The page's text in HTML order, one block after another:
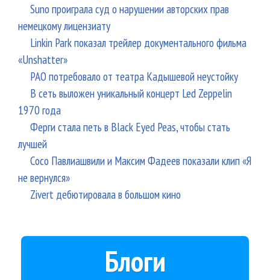
Suno проиграла суд о нарушении авторских прав
немецкому лицензиату
Linkin Park показал трейлер документального фильма
«Unshatter»
РАО потребовало от театра Кадышевой неустойку
В сеть выложен уникальный концерт Led Zeppelin
1970 года
Ферги стала петь в Black Eyed Peas, чтобы стать
лучшей
Сосо Павлиашвили и Максим Фадеев показали клип «Я
не вернулся»
Zivert дебютировала в большом кино
Блоги